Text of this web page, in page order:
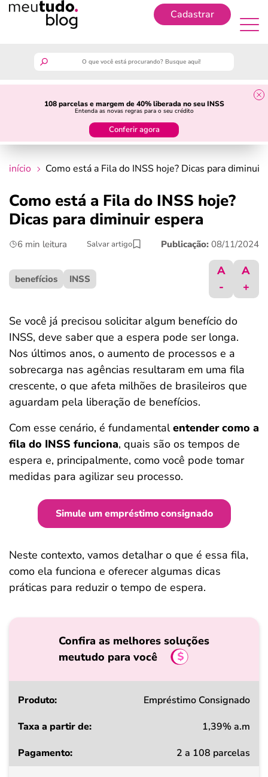
Cadastrar
108 parcelas e margem de 40% liberada no seu INSS
Entenda as novas regras para o seu crédito
Conferir agora
guia do trabalhador
crédito fácil
últimas notícias
ferramentas
início Como está a Fila do INSS hoje? Dicas para diminuir
Como está a Fila do INSS hoje?
Dicas para diminuir espera
6 min leitura Salvar artigo Publicação: 08/11/2024
benefícios INSS
A
-
A
+
Se você já precisou solicitar algum benefício do
INSS, deve saber que a espera pode ser longa.
Nos últimos anos, o aumento de processos e a
sobrecarga nas agências resultaram em uma fila
crescente, o que afeta milhões de brasileiros que
aguardam pela liberação de benefícios.
Com esse cenário, é fundamentalentender como a
fila do INSS funciona, quais são os tempos de
espera e, principalmente, como você pode tomar
medidas para agilizar seu processo.
Simule um empréstimo consignado
Neste contexto, vamos detalhar o que é essa fila,
como ela funciona e oferecer algumas dicas
práticas para reduzir o tempo de espera.
Confira as melhores soluções
meutudo para você
Produto
a
Empréstimo Consignado
1,39% a.m
2 a 108 parcelas